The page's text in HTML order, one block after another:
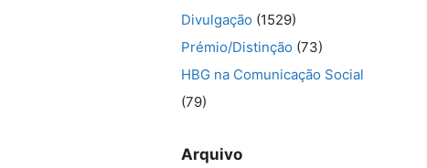
Divulgação (1529)
Prémio/Distinção (73)
HBG na Comunicação Social
(79)
Arquivo